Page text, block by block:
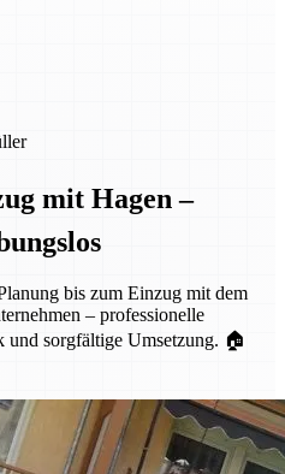
mit Hagen –
bis zum Einzug mit dem
– professionelle
und sorgfältige Umsetzung. 🏠